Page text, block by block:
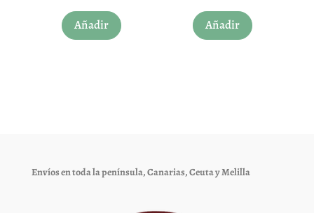
Añadir
producto
elegir
Añadir
producto
Envíos en toda la península, Canarias, Ceuta y Melilla